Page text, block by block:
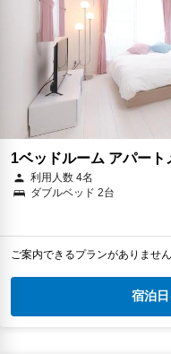
1ベッドルーム アパート
利用人数 4名
ダブルベッド 2台
ご案内できるプランがありませ
宿泊